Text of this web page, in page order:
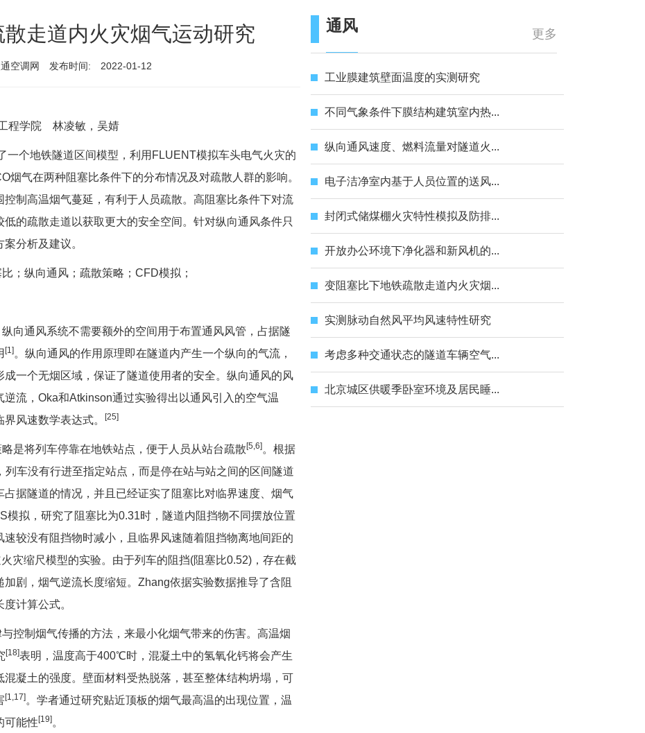
走道内火灾烟气运动研究
空调网 发布时间: 2022-01-12
程学院 林凌敏，吴婧
一个地铁隧道区间模型，利用FLUENT模拟车头电气火灾的
烟气在两种阻塞比条件下的分布情况及对疏散人群的影响。
制高温烟气蔓延，有利于人员疏散。高阻塞比条件下对流
的疏散走道以获取更大的安全空间。针对纵向通风条件只
分析及建议。
；纵向通风；疏散策略；CFD模拟；
通风系统不需要额外的空间用于布置通风风管，占据隧
[1] 。纵向通风的作用原理即在隧道内产生一个纵向的气流，
一个无烟区域，保证了隧道使用者的安全。纵向通风的风
流，Oka和Atkinson通过实验得出以通风引入的空气温
风速数学表达式。
[25]
将列车停靠在地铁站点，便于人员从站台疏散 [5,6] 。根据
列车没有行进至指定站点，而是停在站与站之间的区间隧道
据隧道的情况，并且已经证实了阻塞比对临界速度、烟气
模拟，研究了阻塞比为0.31时，隧道内阻挡物不同摆放位置
较没有阻挡物时减小，且临界风速随着阻挡物离地间距的
灾缩尺模型的实验。由于列车的阻挡(阻塞比0.52)，存在截
剧，烟气逆流长度缩短。Zhang依据实验数据推导了含阻
计算公式。
制烟气传播的方法，来最小化烟气带来的伤害。高温烟
[18]表明，温度高于400℃时，混凝土中的氢氧化钙将会产生
凝土的强度。壁面材料受热脱落，甚至整体结构坍塌，可
[1,17] 。学者通过研究贴近顶板的烟气最高温的出现位置，温
可能性 [19] 。
通风 更多
工业膜建筑壁面温度的实测研究
不同气象条件下膜结构建筑室内热...
纵向通风速度、燃料流量对隧道火...
电子洁净室内基于人员位置的送风...
封闭式储煤棚火灾特性模拟及防排...
开放办公环境下净化器和新风机的...
变阻塞比下地铁疏散走道内火灾烟...
实测脉动自然风平均风速特性研究
考虑多种交通状态的隧道车辆空气...
北京城区供暖季卧室环境及居民睡...